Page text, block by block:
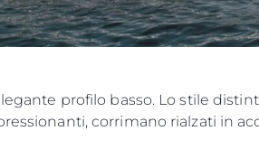
profilo basso. Lo stile
corrimano rialzati in